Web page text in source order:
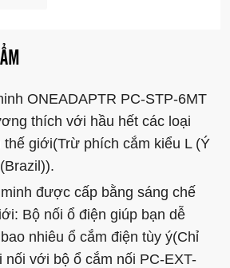
bền bỉ.
ONEADAPTR PC-STP-6MT
thích với hầu hết các loại
thế giới(Trừ phích cắm kiểu L (Ý
được cấp bằng sáng chế
Bộ nối ổ điện giúp bạn dễ
nhiêu ổ cắm điện tùy ý(Chỉ
với bộ ổ cắm nối PC-EXT-